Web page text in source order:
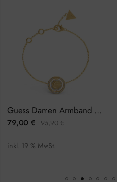
Guess Damen Armband JUBB02257JWYGL
79,00 € 95,90€
inkl. 19 % MwSt.